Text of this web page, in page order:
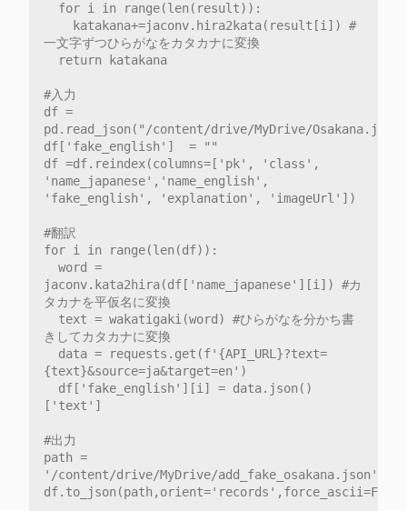
一文字ずつひらがなをカタカナに変換
#入力
df =
pd.read_json("/content/drive/MyDrive/
df['fake_english']  = ""
df =df.reindex(columns=['pk', 'class',
'name_japanese','name_english',
'fake_english', 'explanation', 'imageUrl'])
#翻訳
for i in range(len(df)):
jaconv.kata2hira(df['name_japanese'][i]) #カ
タカナを平仮名に変換
きしてカタカナに変換
{text}&source=ja&target=en')
['text']
#出力
path =
'/content/drive/MyDrive/add_fake_osakana.json'